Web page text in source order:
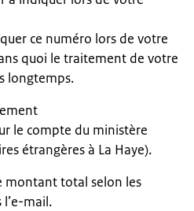
ce numéro lors de votre
quoi le traitement de votre
longtemps.
le compte du ministère
étrangères à La Haye).
montant total selon les
mail.